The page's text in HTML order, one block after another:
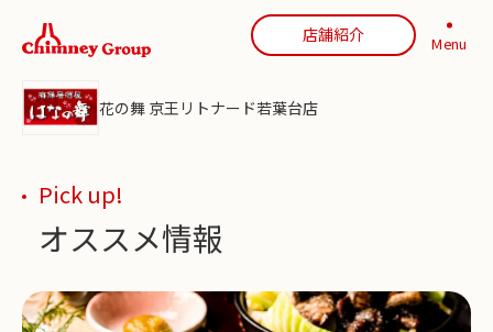
店舗紹介 Menu
花の舞 京王リトナード若葉台店
Pick up!
オススメ情報